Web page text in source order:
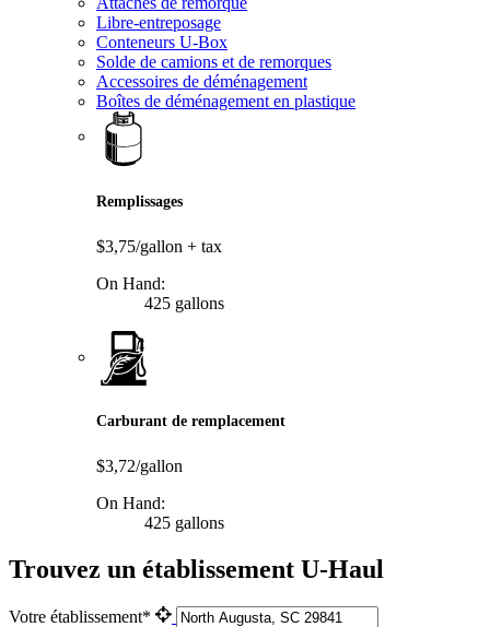
Libre-entreposage
Conteneurs U-Box
Solde de camions et de remorques
Accessoires de déménagement
Boîtes de déménagement en plastique
Remplissages
$3,75/gallon + tax
On Hand:
425 gallons
Carburant de remplacement
$3,72/gallon
On Hand:
425 gallons
Trouvez un établissement U-Haul
Votre établissement*